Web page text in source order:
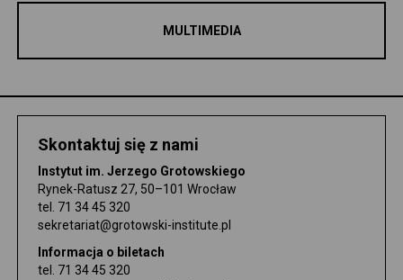
MULTIMEDIA
Skontaktuj się z nami
Instytut im. Jerzego Grotowskiego
Rynek-Ratusz 27, 50–101 Wrocław
tel. 71 34 45 320
sekretariat@grotowski-institute.pl
Informacja o biletach
tel. 71 34 45 320